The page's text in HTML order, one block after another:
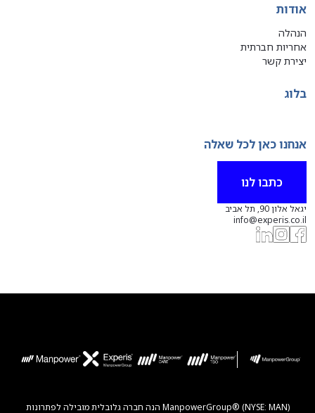
אודות
הנהלה
אחריות חברתית
יצירת קשר
בלוג
אנחנו כאן לכל שאלה
כתבו לנו
יגאל אלון 90, תל אביב
info@experis.co.il
ManpowerGroup® (NYSE: MAN) הנה חברה גלובלית מובילה לפתרונות